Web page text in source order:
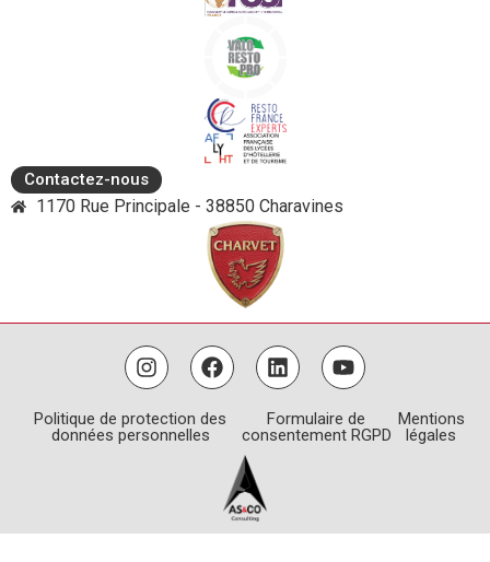
Contactez-nous
1170 Rue Principale - 38850 Charavines
Politique de protection des
données personnelles
Formulaire de
consentement RGPD
Mentions
légales